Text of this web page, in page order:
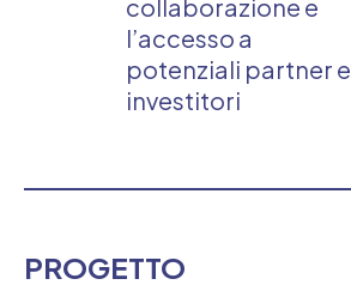
collaborazione e
l’accesso a
potenziali partner e
investitori
PROGETTO